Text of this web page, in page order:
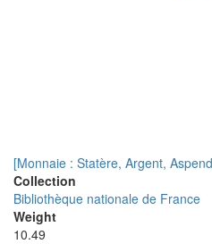
[Monnaie : Statère, Argent,
Collection
Bibliothèque nationale de France
Weight
10.49